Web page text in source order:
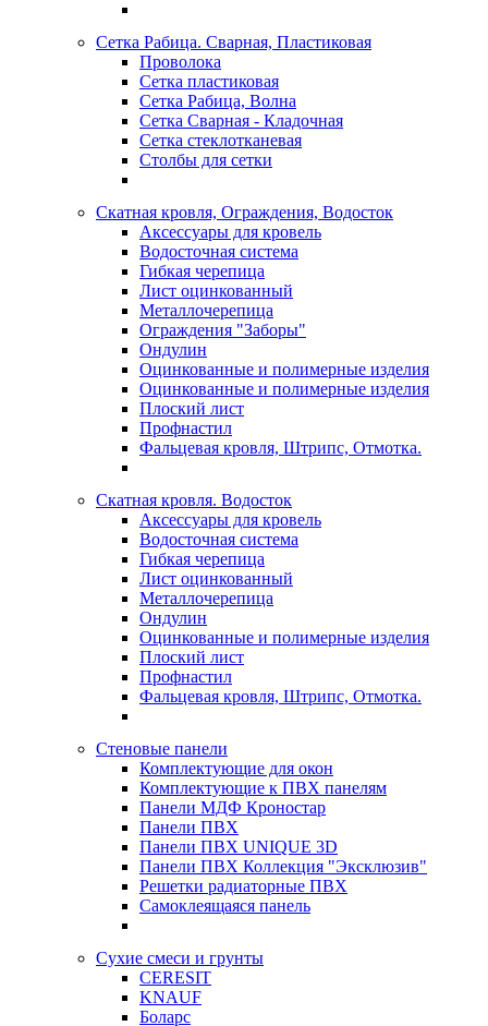
Сетка Рабица. Сварная, Пластиковая
Проволока
Сетка пластиковая
Сетка Рабица, Волна
Сетка Сварная - Кладочная
Сетка стеклотканевая
Столбы для сетки
Скатная кровля, Ограждения, Водосток
Аксессуары для кровель
Водосточная система
Гибкая черепица
Лист оцинкованный
Металлочерепица
Ограждения "Заборы"
Ондулин
Оцинкованные и полимерные изделия
Оцинкованные и полимерные изделия
Плоский лист
Профнастил
Фальцевая кровля, Штрипс, Отмотка.
Скатная кровля. Водосток
Аксессуары для кровель
Водосточная система
Гибкая черепица
Лист оцинкованный
Металлочерепица
Ондулин
Оцинкованные и полимерные изделия
Плоский лист
Профнастил
Фальцевая кровля, Штрипс, Отмотка.
Стеновые панели
Комплектующие для окон
Комплектующие к ПВХ панелям
Панели МДФ Кроностар
Панели ПВХ
Панели ПВХ UNIQUE 3D
Панели ПВХ Коллекция "Эксклюзив"
Решетки радиаторные ПВХ
Самоклеящаяся панель
Сухие смеси и грунты
CERESIT
KNAUF
Боларс